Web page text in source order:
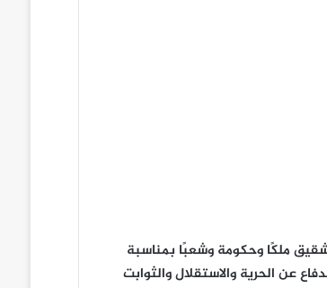
ملكًا وحكومة وشعبًا بمناسبة
عن الحرية والاستقلال والثوابت